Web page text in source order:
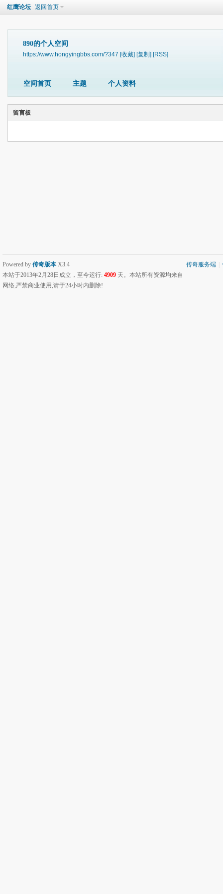
红鹰论坛 返回首页
890的个人空间
https://www.hongyingbbs.com/?347 [收藏] [复制] [RSS]
空间首页 主题 个人资料
留言板
传奇服务端
Powered by 传奇版本 X3.4
本站于2013年2月28日成立，至今运行: 4909 天。本站所有资源均来自
网络,严禁商业使用,请于24小时内删除!